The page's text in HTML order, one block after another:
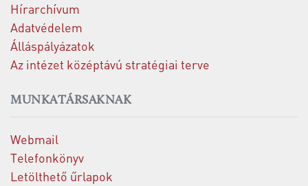
Hírarchívum
Adatvédelem
Álláspályázatok
Az intézet középtávú stratégiai terve
MUNKATÁRSAKNAK
Webmail
Telefonkönyv
Letölthető űrlapok